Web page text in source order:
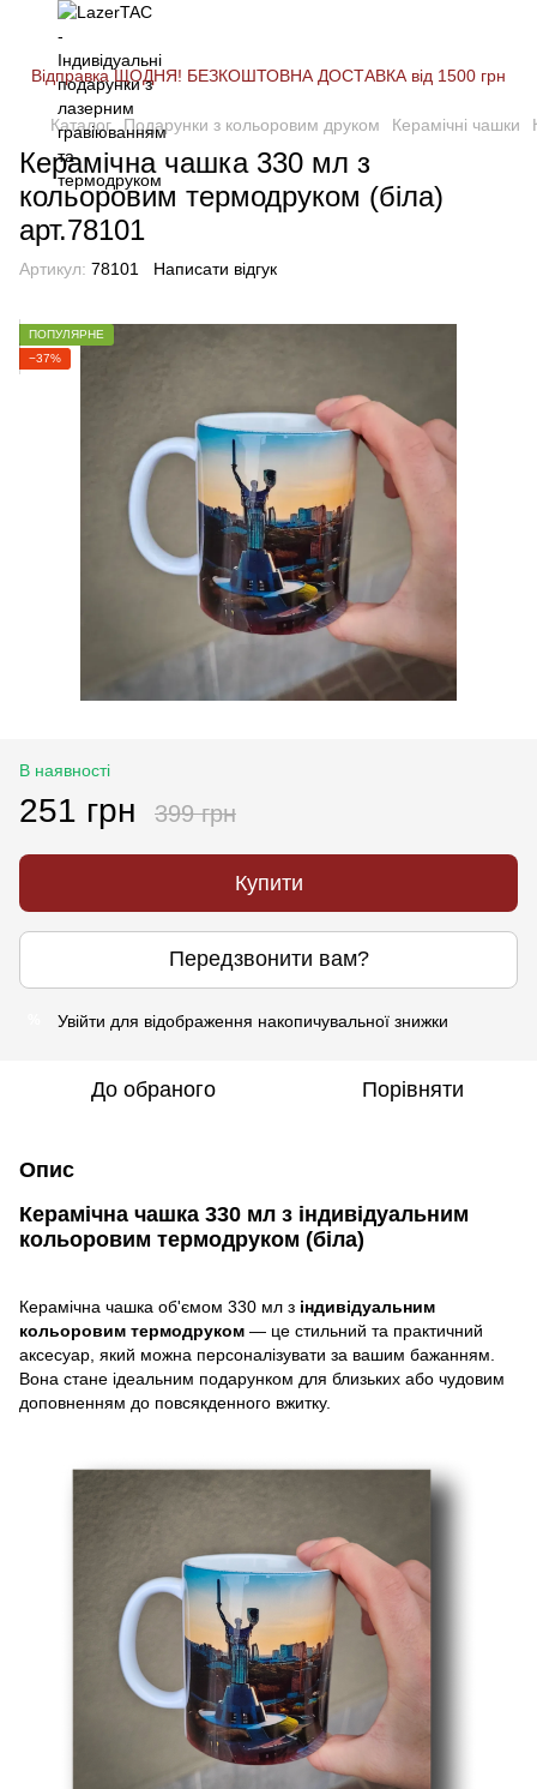
Відправка ЩОДНЯ! БЕЗКОШТОВНА ДОСТАВКА від 1500 грн
Каталог Подарунки з кольоровим друком Керамічні чашки
Керамічна чашка 330 мл з
кольоровим термодруком (біла)
арт.78101
Артикул: 78101 Написати відгук
ПОПУЛЯРНЕ
−37%
В наявності
251 грн 399 грн
Купити
Передзвонити вам?
Увійти для відображення накопичувальної знижки
До обраного Порівняти
Опис
Керамічна чашка 330 мл з індивідуальним
кольоровим термодруком (біла)
Керамічна чашка об'ємом 330 мл з індивідуальним
кольоровим термодруком — це стильний та практичний
аксесуар, який можна персоналізувати за вашим бажанням.
Вона стане ідеальним подарунком для близьких або чудовим
доповненням до повсякденного вжитку.